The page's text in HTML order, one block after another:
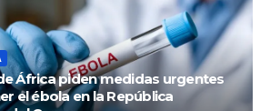
África piden medidas urgentes
el ébola en la República